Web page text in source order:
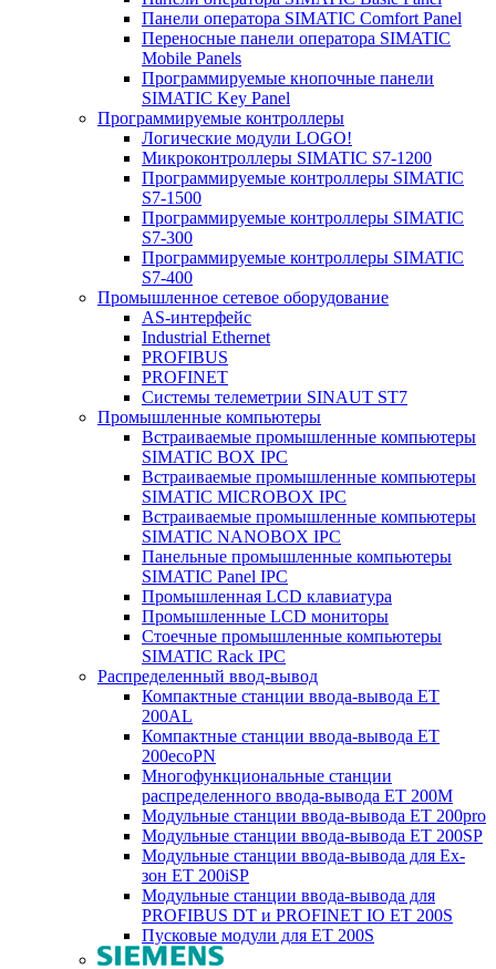
Панели оператора SIMATIC Comfort Panel
Переносные панели оператора SIMATIC
Mobile Panels
Программируемые кнопочные панели
SIMATIC Key Panel
Программируемые контроллеры
Логические модули LOGO!
Микроконтроллеры SIMATIC S7-1200
Программируемые контроллеры SIMATIC
S7-1500
Программируемые контроллеры SIMATIC
S7-300
Программируемые контроллеры SIMATIC
S7-400
Промышленное сетевое оборудование
AS-интерфейс
Industrial Ethernet
PROFIBUS
PROFINET
Системы телеметрии SINAUT ST7
Промышленные компьютеры
Встраиваемые промышленные компьютеры
SIMATIC BOX IPC
Встраиваемые промышленные компьютеры
SIMATIC MICROBOX IPC
Встраиваемые промышленные компьютеры
SIMATIC NANOBOX IPC
Панельные промышленные компьютеры
SIMATIC Panel IPC
Промышленная LCD клавиатура
Промышленные LCD мониторы
Стоечные промышленные компьютеры
SIMATIC Rack IPC
Распределенный ввод-вывод
Компактные станции ввода-вывода ET
200AL
Компактные станции ввода-вывода ET
200ecoPN
Многофункциональные станции
распределенного ввода-вывода ET 200M
Модульные станции ввода-вывода ET 200pro
Модульные станции ввода-вывода ET 200SP
Модульные станции ввода-вывода для Ex-
зон ET 200iSP
Модульные станции ввода-вывода для
PROFIBUS DT и PROFINET IO ET 200S
Пусковые модули для ET 200S